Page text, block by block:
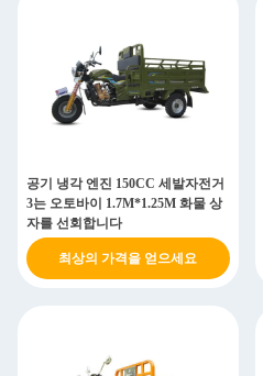
공기 냉각 엔진 150CC 세발자전거
3는 오토바이 1.7M*1.25M 화물 상
자를 선회합니다
최상의 가격을 얻으세요